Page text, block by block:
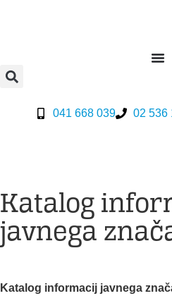
041 668 039 02 536
Katalog
javnega
Katalog informacij javnega